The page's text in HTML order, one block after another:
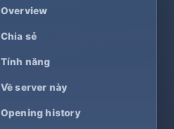
Overview
Chia sẻ
Tính năng
Về server này
Opening history